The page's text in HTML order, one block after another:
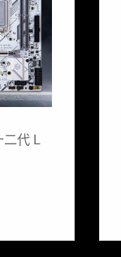
代 L